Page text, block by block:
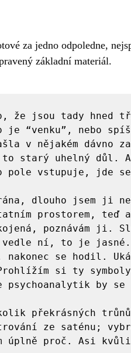
za jedno odpoledne,
základní materiál.
že jsou tady hned
je “venku”, nebo
v nějakém dávno
starý uhelný důl.
pole vstupuje, jde
dlouho jsem ji
prostorem, teď
poznávám ji.
vedle ní, to je jasné.
nakonec se hodil.
si ty symboly
psychoanalytik by
překrásných
ze saténu;
úplně proč. Asi